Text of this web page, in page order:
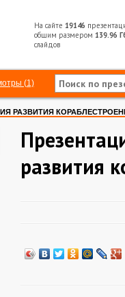
На сайте 19146
общим размером 139.96
слайдов
(1)
РАЗВИТИЯ
развития